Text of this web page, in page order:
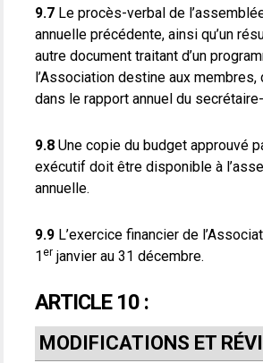
9.7 Le procès-verbal de
annuelle précédente, ainsi qu’un
autre document traitant d’un
l’Association destine aux
dans le rapport annuel du
9.8 Une copie du budget approuvé
exécutif doit être disponible à
annuelle.
9.9 L’exercice financier de
1er janvier au 31 décembre.
ARTICLE 10 :
MODIFICATIONS ET